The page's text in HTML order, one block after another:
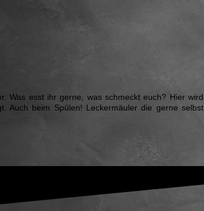
Was esst ihr gerne, was schmeckt euch? Hier wird
Auch beim Spülen! Leckermäuler die gerne selbst